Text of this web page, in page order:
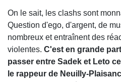
On le sait, les clashs sont
Question d'ego, d'argent, de
nombreux et entraînent des
violentes. C'est en grande
passer entre Sadek et Leto
le rappeur de Neuilly-